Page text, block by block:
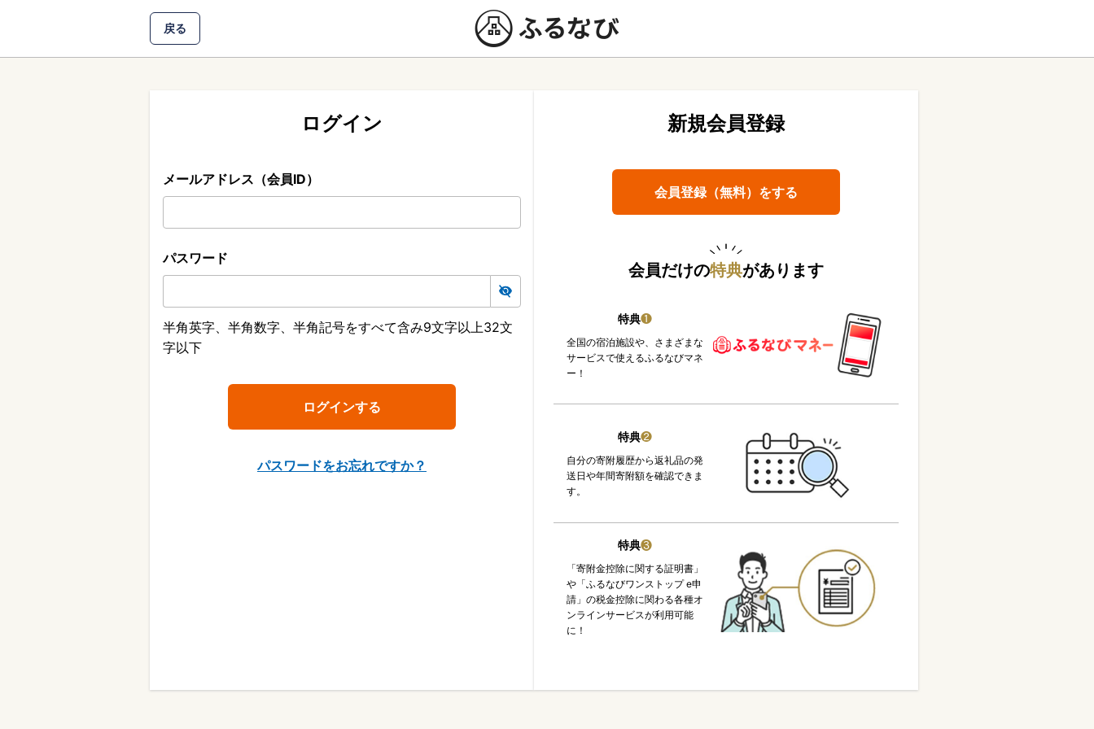
戻る
ログイン
メールアドレス（会員ID）
パスワード
半角英字、半角数字、半角記号をすべて含み9文字以上32文
字以下
パスワードをお忘れですか？
新規会員登録
会員登録（無料）をする
会員だけの特典があります
特典❶
全国の宿泊施設や、さまざまな
サービスで使えるふるなびマネ
ー！
特典❷
自分の寄附履歴から返礼品の発
送日や年間寄附額を確認できま
す。
特典❸
「寄附金控除に関する証明書」
や「ふるなびワンストップ e申
請」の税金控除に関わる各種オ
ンラインサービスが利用可能
に！